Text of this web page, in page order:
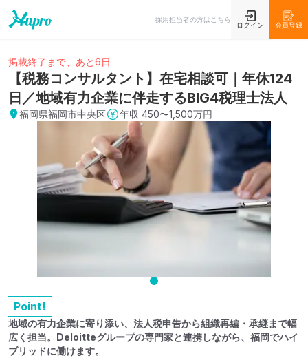
採用担当者の方はこちら
ログイン 会員登録
掲載終了まで、あと6日
【税務コンサルタント】在宅相談可｜年休124
日／地域有力企業に伴走するBIG4税理士法人
福岡県福岡市中央区 年収 450〜1,500万円
Point!
地域の有力企業に寄り添い、法人税申告から組織再編・承継まで幅
広く担当。Deloitteグループの専門家と連携しながら、福岡でハイ
ブリッドに働けます。